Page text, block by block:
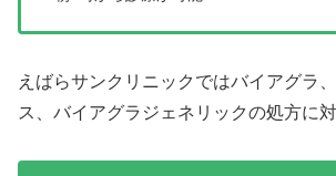
えばらサンクリニックではバイアグラ
ス、バイアグラジェネリックの処方に